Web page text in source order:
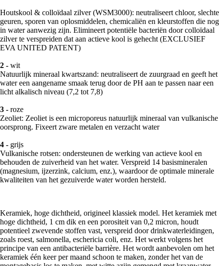
Houtskool & colloïdaal zilver (WSM3000): neutraliseert chloor, slechte
geuren, sporen van oplosmiddelen, chemicaliën en kleurstoffen die nog
in water aanwezig zijn. Elimineert potentiële bacteriën door colloïdaal
zilver te verspreiden dat aan actieve kool is gehecht (EXCLUSIEF
EVA UNITED PATENT)
2 - wit
Natuurlijk mineraal kwartszand: neutraliseert de zuurgraad en geeft het
water een aangename smaak terug door de PH aan te passen naar een
licht alkalisch niveau (7,2 tot 7,8)
3 - roze
Zeoliet: Zeoliet is een microporeus natuurlijk mineraal van vulkanische
oorsprong. Fixeert zware metalen en verzacht water
4 - grijs
Vulkanische rotsen: ondersteunen de werking van actieve kool en
behouden de zuiverheid van het water. Verspreid 14 basismineralen
(magnesium, ijzerzink, calcium, enz.), waardoor de optimale minerale
kwaliteiten van het gezuiverde water worden hersteld.
Keramiek, hoge dichtheid, origineel klassiek model. Het keramiek met
hoge dichtheid, 1 cm dik en een porositeit van 0,2 micron, houdt
potentieel zwevende stoffen vast, verspreid door drinkwaterleidingen,
zoals roest, salmonella, eschericia coli, enz. Het werkt volgens het
principe van een antibacteriële barrière. Het wordt aanbevolen om het
keramiek één keer per maand schoon te maken, zonder het van de